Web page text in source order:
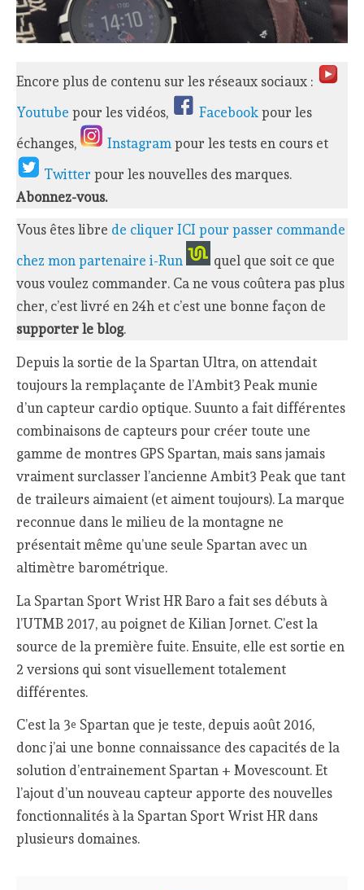
Encore plus de contenu sur les réseaux sociaux :
Youtube pour les vidéos, Facebookpour les
échanges,
Instagrampour les tests en cours et
Twitterpour les nouvelles des marques.
Abonnez-vous.
Vous êtes libre de cliquer ICI pour passer commande
chez mon partenaire i-Run
quel que soit ce que
vous voulez commander. Ca ne vous coûtera pas plus
cher, c’est livré en 24h et c’est une bonne façon de
supporter le blog.
Depuis la sortie de la Spartan Ultra, on attendait
toujours la remplaçante de l’Ambit3 Peak munie
d’un capteur cardio optique. Suunto a fait différentes
combinaisons de capteurs pour créer toute une
gamme de montres GPS Spartan, mais sans jamais
vraiment surclasser l’ancienne Ambit3 Peak que tant
de traileurs aimaient (et aiment toujours). La marque
reconnue dans le milieu de la montagne ne
présentait même qu’une seule Spartan avec un
altimètre barométrique.
La Spartan Sport Wrist HR Baro a fait ses débuts à
l’UTMB 2017, au poignet de Kilian Jornet. C’est la
source de la première fuite. Ensuite, elle est sortie en
2 versions qui sont visuellement totalement
différentes.
C’est la 3e Spartan que je teste, depuis août 2016,
donc j’ai une bonne connaissance des capacités de la
solution d’entrainement Spartan + Movescount. Et
l’ajout d’un nouveau capteur apporte des nouvelles
fonctionnalités à la Spartan Sport Wrist HR dans
plusieurs domaines.